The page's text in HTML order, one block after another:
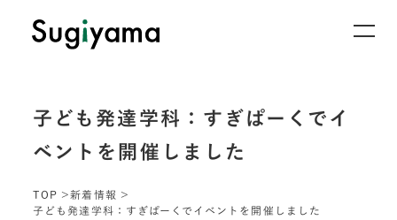
子ども発達学科：すぎぱーくでイ
ベントを開催しました
TOP
新着情報
子ども発達学科：すぎぱーくでイベントを開催しました